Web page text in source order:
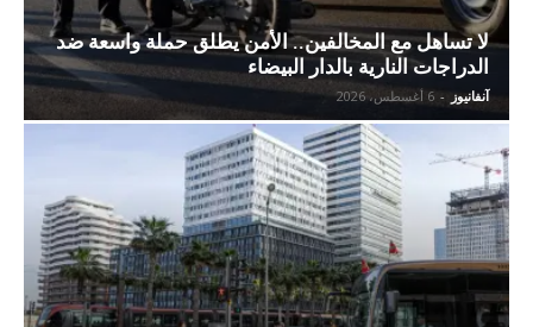
لا تساهل مع المخالفين.. الأمن يطلق حملة واسعة ضد
الدراجات النارية بالدار البيضاء
آنفانيوز - 6 أغسطس، 2026